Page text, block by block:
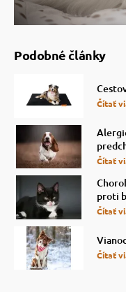
Podobné články
Čítať
Čítať
proti
Čítať
Čítať